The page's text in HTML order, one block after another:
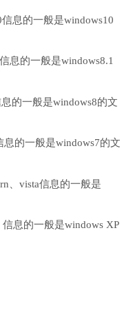
息的一般是windows10
息的一般是windows8.1
的一般是windows8的文
的一般是windows7的文
、vista信息的一般是
息的一般是windows XP